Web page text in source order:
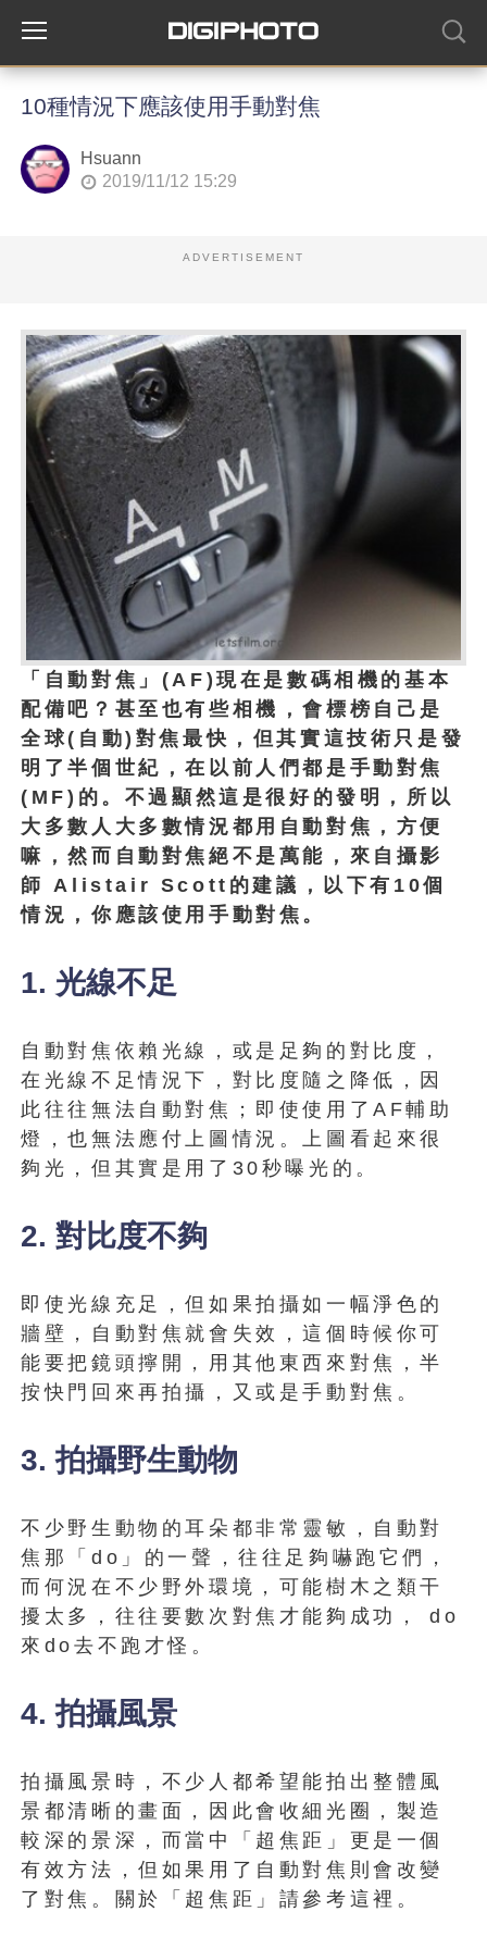
10種情況下應該使用手動對焦
Hsuann
2019/11/12 15:29
ADVERTISEMENT
「自動對焦」(AF)現在是數碼相機的基本
配備吧？甚至也有些相機，會標榜自己是
全球(自動)對焦最快，但其實這技術只是發
明了半個世紀，在以前人們都是手動對焦
(MF)的。不過顯然這是很好的發明，所以
大多數人大多數情況都用自動對焦，方便
嘛，然而自動對焦絕不是萬能，來自攝影
師 Alistair Scott的建議，以下有10個
情況，你應該使用手動對焦。
1. 光線不足
自動對焦依賴光線，或是足夠的對比度，
在光線不足情況下，對比度隨之降低，因
此往往無法自動對焦；即使使用了AF輔助
燈，也無法應付上圖情況。上圖看起來很
夠光，但其實是用了30秒曝光的。
2. 對比度不夠
即使光線充足，但如果拍攝如一幅淨色的
牆壁，自動對焦​​就會失效，這個時候你可
能要把鏡頭擰開，用其他東西來對焦，半
按快門回來再拍攝，又或是手動對焦。
3. 拍攝野生動物
不少野生動物的耳朵都非常靈敏，自動對
焦​​那「do」的一聲，往往足夠嚇跑它們，
而何況在不少野外環境，可能樹木之類干
擾太多，往往要數次對焦才能夠成功， do
來do去不跑才怪。
4. 拍攝風景
拍攝風景時，不少人都希望能拍出整體風
景都清晰的畫面，因此會收細光圈，製造
較深的景深，而當中「超焦距」更是一個
有效方法，但如果用了自動對焦則會改變
了對焦。關於「超焦距」請參考這裡。